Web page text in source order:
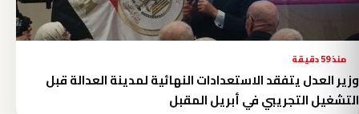
منذ 59 دقيقة
وزير العدل يتفقد الاستعدادات النهائية لمدينة العدالة قبل
التشغيل التجريبي في أبريل المقبل